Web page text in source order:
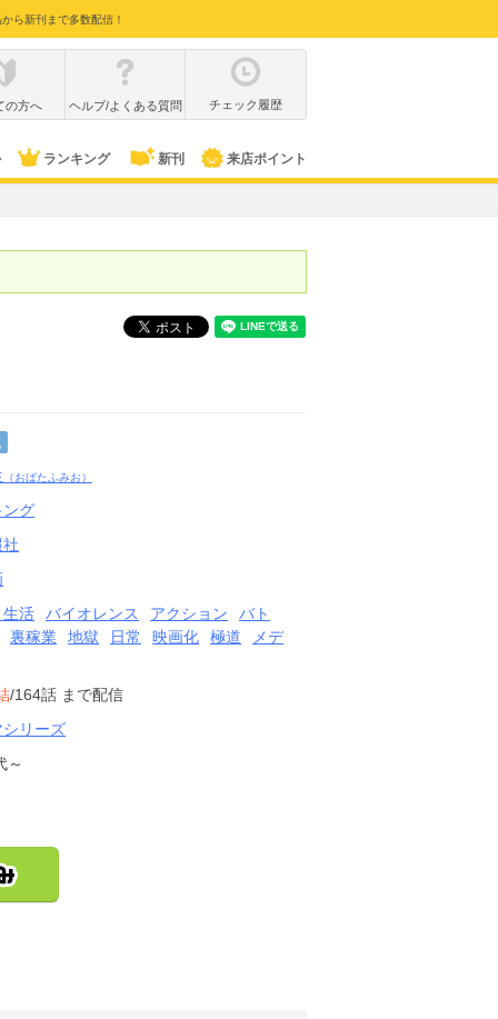
ら新刊まで多数配信！
の方へ ヘルプ/よくある質問 チェック履歴
ランキング 新刊 来店ポイント
（おばたふみお）
ング
生活 バイオレンス アクション
バト
裏稼業 地獄 日常 映画化 極道
メデ
/164話 まで配信
リーズ
～